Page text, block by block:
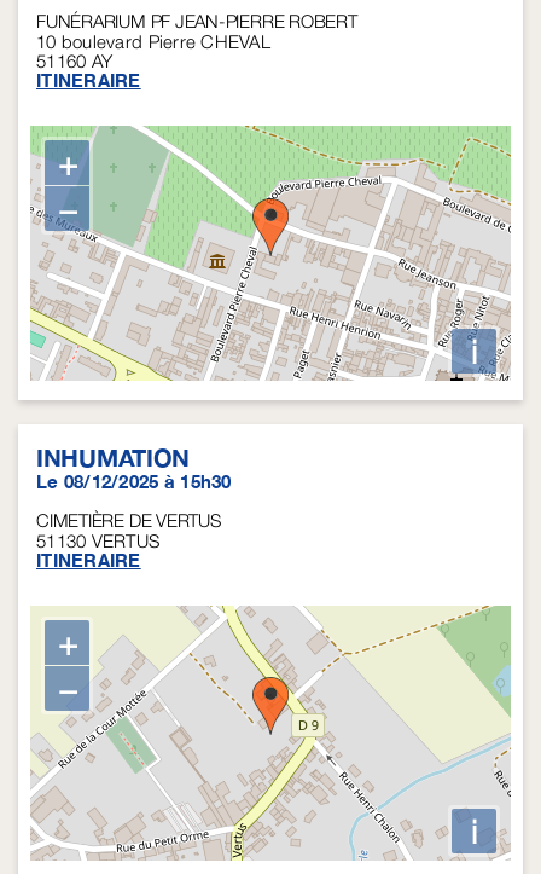
FUNÉRARIUM PF JEAN-PIERRE ROBERT
10 boulevard Pierre CHEVAL
51160 AY
ITINERAIRE
+
−
i
INHUMATION
Le 08/12/2025 à 15h30
CIMETIÈRE DE VERTUS
51130 VERTUS
ITINERAIRE
+
−
i